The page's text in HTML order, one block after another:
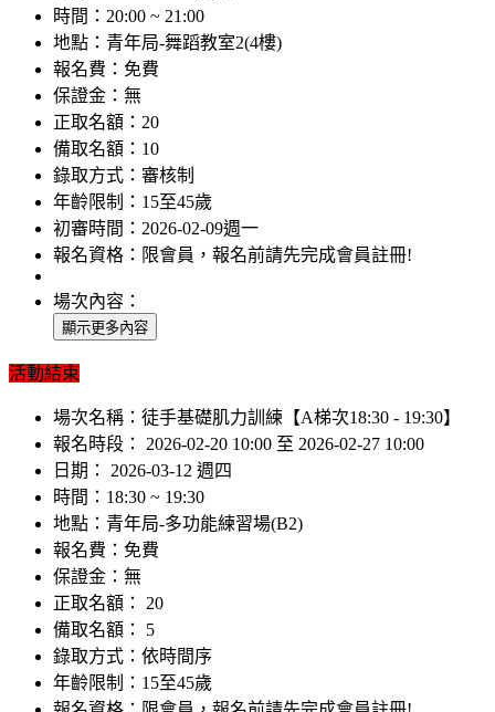
時間： 20:00 ~ 21:00
地點： 青年局-舞蹈教室2(4樓)
報名費： 免費
保證金： 無
正取名額： 20
備取名額： 10
錄取方式： 審核制
年齡限制： 15至45歲
初審時間： 2026-02-09週一
報名資格： 限會員，報名前請先完成會員註冊!
場次內容：
活動結束
場次名稱： 徒手基礎肌力訓練【A梯次18:30 - 19:30】
報名時段：
2026-02-20 10:00 至 2026-02-27 10:00
日期：
2026-03-12 週四
時間： 18:30 ~ 19:30
地點： 青年局-多功能練習場(B2)
報名費： 免費
保證金： 無
正取名額：
20
備取名額：
5
錄取方式： 依時間序
年齡限制： 15至45歲